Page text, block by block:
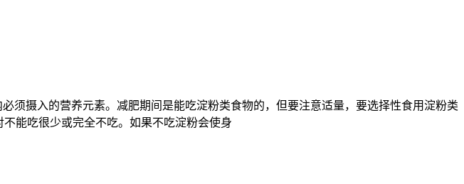
须摄入的营养元素。减肥期间是能吃淀粉类食物的，但要注意适量，要选择性食用淀粉类
能吃很少或完全不吃。如果不吃淀粉会使身